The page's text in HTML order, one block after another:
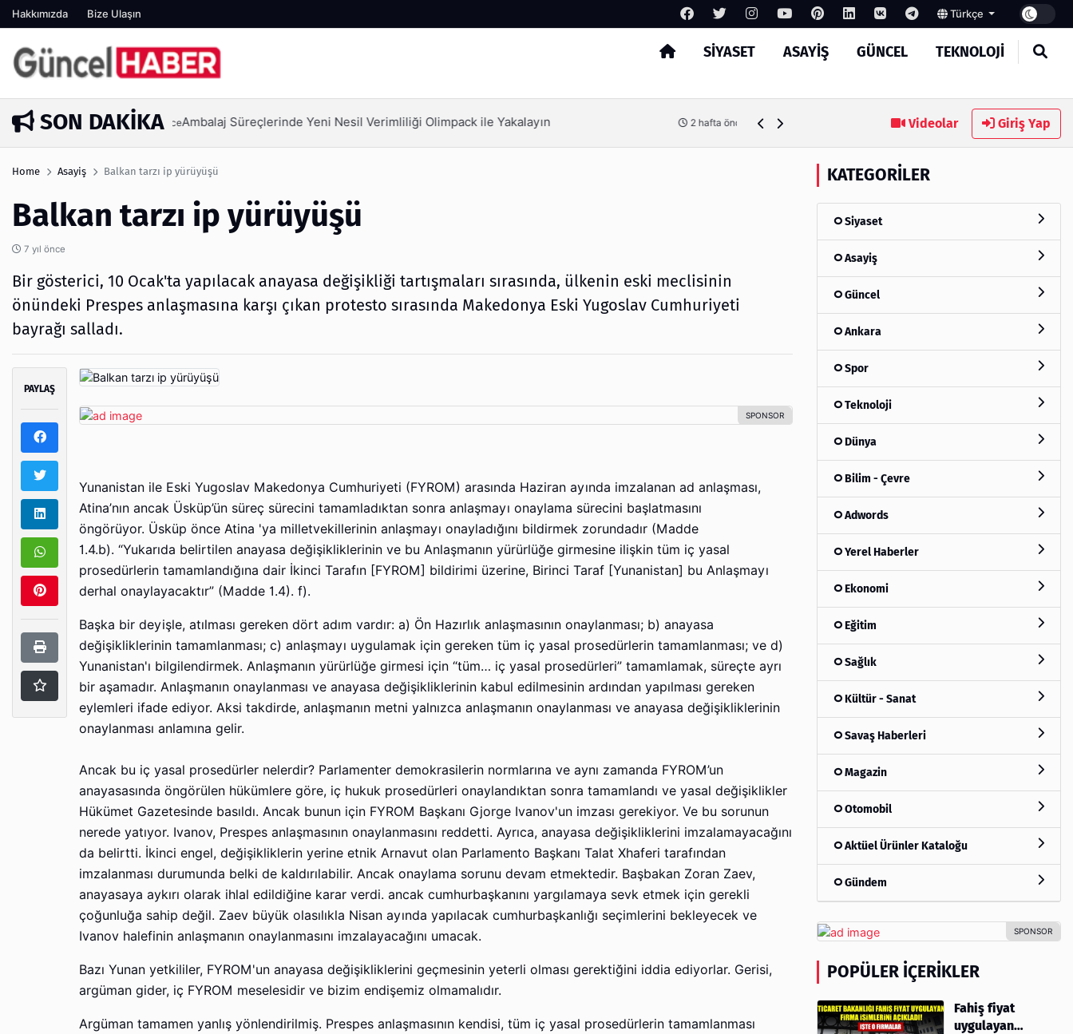
Hakkımızda Bize Ulaşın Türkçe
SIYASET ASAYIŞ GÜNCEL TEKNOLOJI
Arama
SON DAKIKA
1 hafta önce Ambalaj Süreçlerinde Yeni Nesil Verimliliği Olimpack ile Yakalayın 2 hafta önce MASROKİT Eğitim Kitleri ile Elektronik Öğrenmek Artık
Videolar Giriş Yap
Home Asayiş Balkan tarzı ip yürüyüşü
Balkan tarzı ip yürüyüşü
7 yıl önce
Bir gösterici, 10 Ocak'ta yapılacak anayasa değişikliği tartışmaları sırasında, ülkenin eski meclisinin
önündeki Prespes anlaşmasına karşı çıkan protesto sırasında Makedonya Eski Yugoslav Cumhuriyeti
bayrağı salladı.
PAYLAŞ
Yunanistan ile Eski Yugoslav Makedonya Cumhuriyeti (FYROM) arasında Haziran ayında imzalanan ad anlaşması,
Atina’nın ancak Üsküp’ün süreç sürecini tamamladıktan sonra anlaşmayı onaylama sürecini başlatmasını
öngörüyor. Üsküp önce Atina 'ya milletvekillerinin anlaşmayı onayladığını bildirmek zorundadır (Madde
1.4.b). “Yukarıda belirtilen anayasa değişikliklerinin ve bu Anlaşmanın yürürlüğe girmesine ilişkin tüm iç yasal
prosedürlerin tamamlandığına dair İkinci Tarafın [FYROM] bildirimi üzerine, Birinci Taraf [Yunanistan] bu Anlaşmayı
derhal onaylayacaktır” (Madde 1.4). f).
Başka bir deyişle, atılması gereken dört adım vardır: a) Ön Hazırlık anlaşmasının onaylanması; b) anayasa
değişikliklerinin tamamlanması; c) anlaşmayı uygulamak için gereken tüm iç yasal prosedürlerin tamamlanması; ve d)
Yunanistan'ı bilgilendirmek. Anlaşmanın yürürlüğe girmesi için “tüm… iç yasal prosedürleri” tamamlamak, süreçte ayrı
bir aşamadır. Anlaşmanın onaylanması ve anayasa değişikliklerinin kabul edilmesinin ardından yapılması gereken
eylemleri ifade ediyor. Aksi takdirde, anlaşmanın metni yalnızca anlaşmanın onaylanması ve anayasa değişikliklerinin
onaylanması anlamına gelir.
Ancak bu iç yasal prosedürler nelerdir? Parlamenter demokrasilerin normlarına ve aynı zamanda FYROM’un
anayasasında öngörülen hükümlere göre, iç hukuk prosedürleri onaylandıktan sonra tamamlandı ve yasal değişiklikler
Hükümet Gazetesinde basıldı. Ancak bunun için FYROM Başkanı Gjorge Ivanov'un imzası gerekiyor. Ve bu sorunun
nerede yatıyor. Ivanov, Prespes anlaşmasının onaylanmasını reddetti. Ayrıca, anayasa değişikliklerini imzalamayacağını
da belirtti. İkinci engel, değişikliklerin yerine etnik Arnavut olan Parlamento Başkanı Talat Xhaferi tarafından
imzalanması durumunda belki de kaldırılabilir. Ancak onaylama sorunu devam etmektedir. Başbakan Zoran Zaev,
anayasaya aykırı olarak ihlal edildiğine karar verdi. ancak cumhurbaşkanını yargılamaya sevk etmek için gerekli
çoğunluğa sahip değil. Zaev büyük olasılıkla Nisan ayında yapılacak cumhurbaşkanlığı seçimlerini bekleyecek ve
Ivanov halefinin anlaşmanın onaylanmasını imzalayacağını umacak.
Bazı Yunan yetkililer, FYROM'un anayasa değişikliklerini geçmesinin yeterli olması gerektiğini iddia ediyorlar. Gerisi,
argüman gider, iç FYROM meselesidir ve bizim endişemiz olmamalıdır.
Argüman tamamen yanlış yönlendirilmiş. Prespes anlaşmasının kendisi, tüm iç yasal prosedürlerin tamamlanması
KATEGORILER
Siyaset
Asayiş
Güncel
Ankara
Spor
Teknoloji
Dünya
Bilim - Çevre
Adwords
Yerel Haberler
Ekonomi
Eğitim
Sağlık
Kültür - Sanat
Savaş Haberleri
Magazin
Otomobil
Aktüel Ürünler Kataloğu
Gündem
POPÜLER İÇERIKLER
Fahiş fiyat
uygulayan